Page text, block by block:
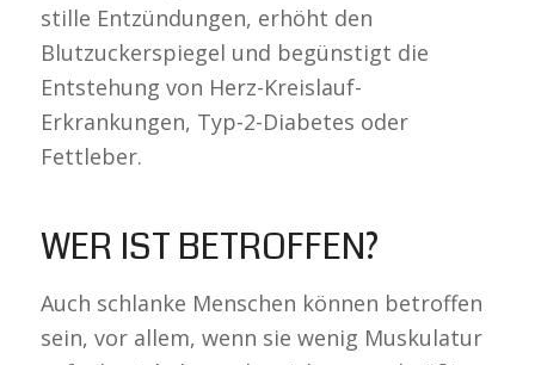
stille Entzündungen, erhöht den
Blutzuckerspiegel und begünstigt die
Entstehung von Herz-Kreislauf-
Erkrankungen, Typ-2-Diabetes oder
Fettleber.
WER IST BETROFFEN?
Auch schlanke Menschen können betroffen
sein, vor allem, wenn sie wenig Muskulatur